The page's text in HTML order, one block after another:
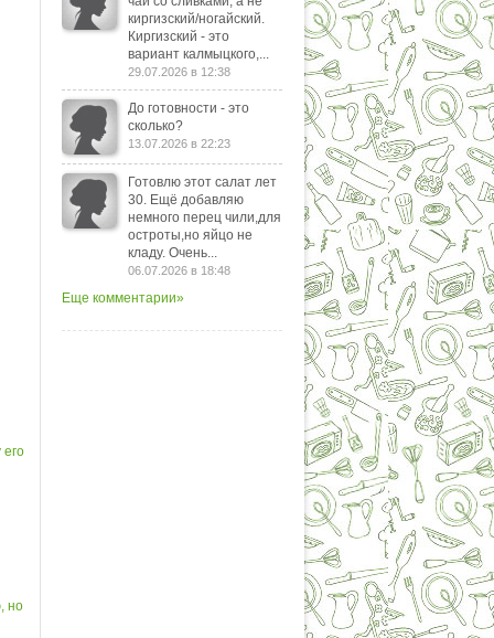
но
киргизский/ногайский.
Киргизский - это
вариант калмыцкого,...
29.07.2026 в 12:38
До готовности - это
сколько?
13.07.2026 в 22:23
Готовлю этот салат лет
30. Ещё добавляю
немного перец чили,для
остроты,но яйцо не
кладу. Очень...
06.07.2026 в 18:48
Еще комментарии»